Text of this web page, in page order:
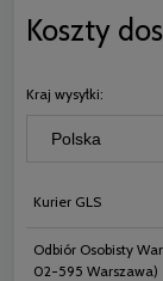
Koszty
Kraj wysyłki:
Kurier GLS
Odbiór Osobisty
02-595 Warszawa)